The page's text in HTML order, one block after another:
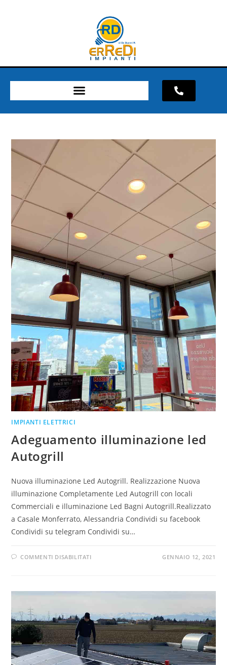
IMPIANTI ELETTRICI
Adeguamento illuminazione led
Autogrill
Nuova illuminazione Led Autogrill. Realizzazione Nuova
illuminazione Completamente Led Autogrill con locali
Commerciali e illuminazione Led Bagni Autogrill.Realizzato
a Casale Monferrato, Alessandria Condividi su facebook
Condividi su telegram Condividi su…
COMMENTI DISABILITATI GENNAIO 12, 2021